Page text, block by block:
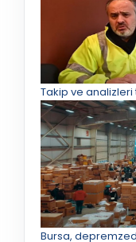
Takip ve
Bursa,